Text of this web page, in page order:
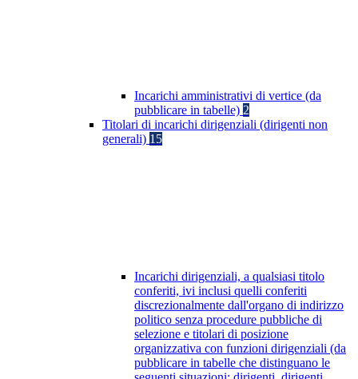
Incarichi amministrativi di vertice (da
pubblicare in tabelle) 2
Titolari di incarichi dirigenziali (dirigenti non
generali) 15
Incarichi dirigenziali, a qualsiasi titolo
conferiti, ivi inclusi quelli conferiti
discrezionalmente dall'organo di indirizzo
politico senza procedure pubbliche di
selezione e titolari di posizione
organizzativa con funzioni dirigenziali (da
pubblicare in tabelle che distinguano le